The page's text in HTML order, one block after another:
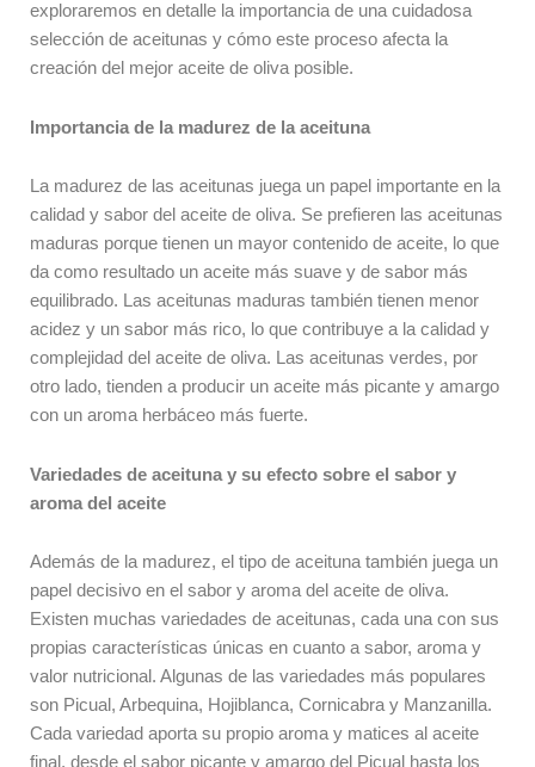
exploraremos en detalle la importancia de una cuidadosa
selección de aceitunas y cómo este proceso afecta la
creación del mejor aceite de oliva posible.
Importancia de la madurez de la aceituna
La madurez de las aceitunas juega un papel importante en la
calidad y sabor del aceite de oliva. Se prefieren las aceitunas
maduras porque tienen un mayor contenido de aceite, lo que
da como resultado un aceite más suave y de sabor más
equilibrado. Las aceitunas maduras también tienen menor
acidez y un sabor más rico, lo que contribuye a la calidad y
complejidad del aceite de oliva. Las aceitunas verdes, por
otro lado, tienden a producir un aceite más picante y amargo
con un aroma herbáceo más fuerte.
Variedades de aceituna y su efecto sobre el sabor y
aroma del aceite
Además de la madurez, el tipo de aceituna también juega un
papel decisivo en el sabor y aroma del aceite de oliva.
Existen muchas variedades de aceitunas, cada una con sus
propias características únicas en cuanto a sabor, aroma y
valor nutricional. Algunas de las variedades más populares
son Picual, Arbequina, Hojiblanca, Cornicabra y Manzanilla.
Cada variedad aporta su propio aroma y matices al aceite
final, desde el sabor picante y amargo del Picual hasta los